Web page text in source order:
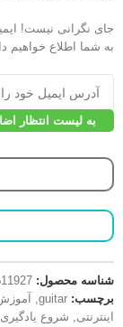
جای نگرانی نیست!
به شما اطلاع خواهیم
به لیست انتظار
شناسه محصول: 11927
برچسب: guitar
,
اینترنتی, شروع یادگیری